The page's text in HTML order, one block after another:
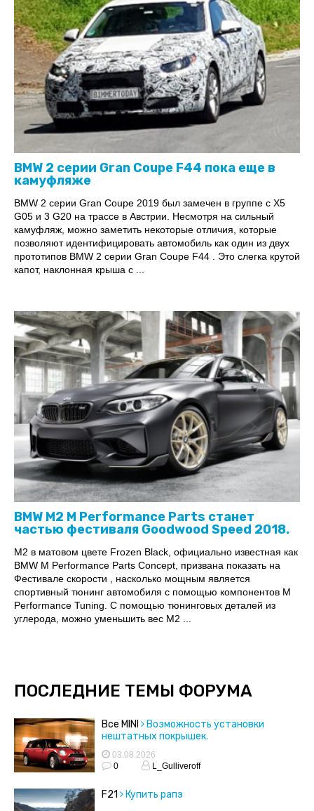
BMW 2 серии Gran Coupe F44 пока еще в
камуфляже
BMW 2 серии Gran Coupe 2019 был замечен в группе с X5
G05 и 3 G20 на трассе в Австрии. Несмотря на сильный
камуфляж, можно заметить некоторые отличия, которые
позволяют идентифицировать автомобиль как один из двух
прототипов BMW 2 серии Gran Coupe F44 . Это слегка крутой
капот, наклонная крыша с ...
BMW M2 M Performance Parts станет
частью фестиваля Goodwood Speed 2018.
M2 в матовом цвете Frozen Black, официально известная как
BMW M Performance Parts Concept, призвана показать на
Фестивале скорости , насколько мощным является
спортивный тюнинг автомобиля с помощью компонентов M
Performance Tuning. С помощью тюнинговых деталей из
углерода, можно уменьшить вес М2 ...
ПОСЛЕДНИЕ ТЕМЫ ФОРУМА
Все MINI
Возможность установки
нештатных покрышек.
03.08.2026
0
L_Gulliveroff
F21 Купить рапэ